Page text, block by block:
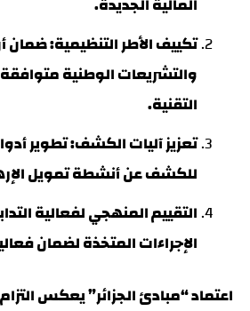
تكييف الأطر التنظيمية: ضمان
والتشريعات الوطنية
التقنية.
تعزيز آليات الكشف: تطوير
للكشف عن أنشطة تمويل
التقييم المنهجي لفعالية
الإجراءات المتخذة لضمان
اعتماد “مبادئ الجزائر” يعكس التزام